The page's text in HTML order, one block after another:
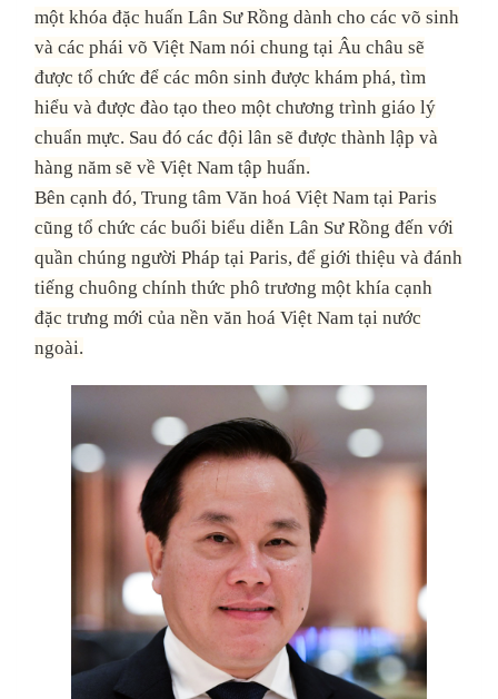
một khóa đặc huấn Lân Sư Rồng dành cho các võ sinh
và các phái võ Việt Nam nói chung tại Âu châu sẽ
được tổ chức để các môn sinh được khám phá, tìm
hiểu và được đào tạo theo một chương trình giáo lý
chuẩn mực. Sau đó các đội lân sẽ được thành lập và
hàng năm sẽ về Việt Nam tập huấn.
Bên cạnh đó, Trung tâm Văn hoá Việt Nam tại Paris
cũng tổ chức các buổi biểu diễn Lân Sư Rồng đến với
quần chúng người Pháp tại Paris, để giới thiệu và đánh
tiếng chuông chính thức phô trương một khía cạnh
đặc trưng mới của nền văn hoá Việt Nam tại nước
ngoài.